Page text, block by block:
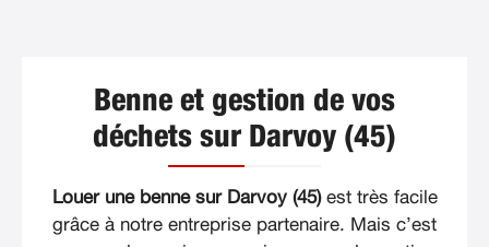
Benne et gestion de vos
déchets sur Darvoy (45)
Louer une benne sur Darvoy (45)est très facile
grâce à notre entreprise partenaire. Mais c’est